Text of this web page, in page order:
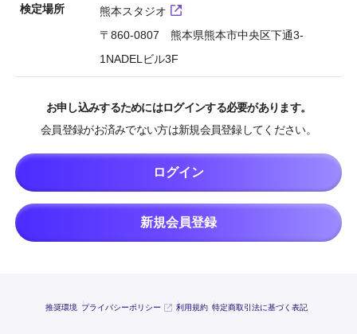
検定場所
熊本スタジオ
〒860-0807 熊本県熊本市中央区下通3-
1NADELビル3F
お申し込みするためにはログインする必要があります。
会員登録がお済みでない方は新規会員登録してください。
ログイン
新規会員登録
推奨環境 プライバシーポリシー 利用規約 特定商取引法に基づく表記